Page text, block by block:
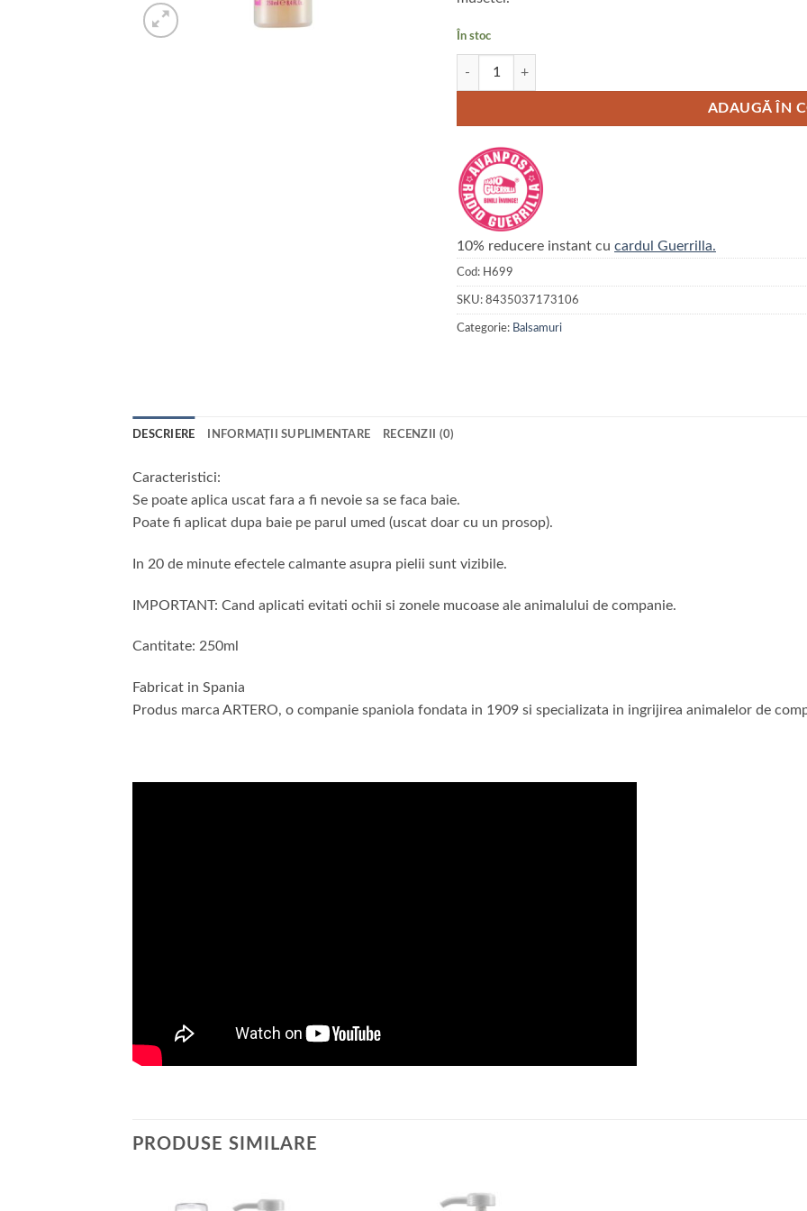
În stoc
Cantitate Balsam calmant dermic tip spray ARTERO 250 ml
ADAUGĂ ÎN
10% reducere instant cu cardul Guerrilla.
Cod: H699
SKU: 8435037173106
Categorie: Balsamuri
DESCRIERE INFORMAȚII SUPLIMENTARE RECENZII (0)
Caracteristici:
Se poate aplica uscat fara a fi nevoie sa se faca baie.
Poate fi aplicat dupa baie pe parul umed (uscat doar cu un prosop).
In 20 de minute efectele calmante asupra pielii sunt vizibile.
IMPORTANT: Cand aplicati evitati ochii si zonele mucoase ale animalului de companie.
Cantitate: 250ml
Fabricat in Spania
Produs marca ARTERO, o companie spaniola fondata in 1909 si specializata in ingrijirea animalelor de
PRODUSE SIMILARE